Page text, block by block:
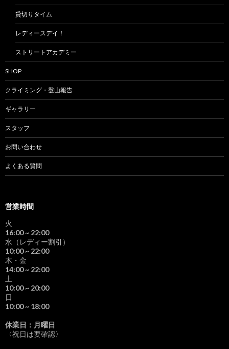
貸切りタイム
レディースデイ！
ストリートアカデミー
SHOP
クライミング・登山報告
ギャラリー
スタッフ
お問い合わせ
よくある質問
営業時間
火
16:00~ 22:00
水（レディー割引）
10:00~ 22:00
木・金
14:00~ 22:00
土
10:00~ 20:00
日
10:00~ 18:00
休業日：月曜日
〈祝日は要確認〉